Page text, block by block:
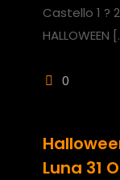
Castello 1 ?
HALLOWEEN
0
Luna 31